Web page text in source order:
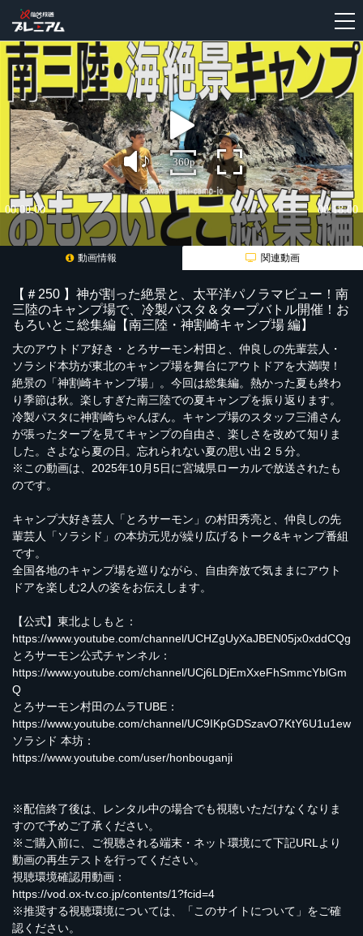
新
規
登
録
動画情報 関連動画
【＃250 】神が割った絶景と、太平洋パノラマビュー！南
三陸のキャンプ場で、冷製パスタ＆タープバトル開催！お
もろいとこ総集編【南三陸・神割崎キャンプ場 編】
大のアウトドア好き・とろサーモン村田と、仲良しの先輩芸人・
ソラシド本坊が東北のキャンプ場を舞台にアウトドアを大満喫！
絶景の「神割崎キャンプ場」。今回は総集編。熱かった夏も終わ
り季節は秋。楽しすぎた南三陸での夏キャンプを振り返ります。
冷製パスタに神割崎ちゃんぽん。キャンプ場のスタッフ三浦さん
が張ったタープを見てキャンプの自由さ、楽しさを改めて知りま
した。さよなら夏の日。忘れられない夏の思い出２５分。
※この動画は、2025年10月5日に宮城県ローカルで放送されたも
のです。
キャンプ大好き芸人「とろサーモン」の村田秀亮と、仲良しの先
輩芸人「ソラシド」の本坊元児が繰り広げるトーク&キャンプ番組
です。
全国各地のキャンプ場を巡りながら、自由奔放で気ままにアウト
ドアを楽しむ2人の姿をお伝えします。
【公式】東北よしもと：
https://www.youtube.com/channel/UCHZgUyXaJBEN05jx0xddCQg
とろサーモン公式チャンネル：
https://www.youtube.com/channel/UCj6LDjEmXxeFhSmmcYblGm
Q
とろサーモン村田のムラTUBE：
https://www.youtube.com/channel/UC9IKpGDSzavO7KtY6U1u1ew
ソラシド 本坊：
https://www.youtube.com/user/honbouganji
※配信終了後は、レンタル中の場合でも視聴いただけなくなりま
すので予めご了承ください。
※ご購入前に、ご視聴される端末・ネット環境にて下記URLより
動画の再生テストを行ってください。
視聴環境確認用動画：
https://vod.ox-tv.co.jp/contents/1?fcid=4
※推奨する視聴環境については、「このサイトについて」をご確
認ください。